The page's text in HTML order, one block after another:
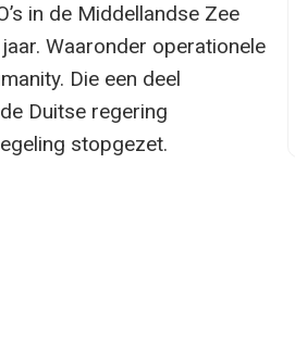
in de Middellandse Zee
Waaronder operationele
Die een deel
Duitse regering
stopgezet.